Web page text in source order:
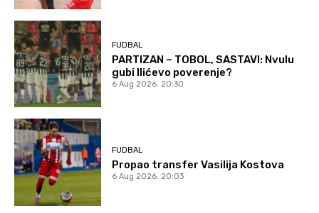
FUDBAL
PARTIZAN – TOBOL, SASTAVI: Nvulu
gubi Ilićevo poverenje?
6 Aug 2026. 20:30
FUDBAL
Propao transfer Vasilija Kostova
6 Aug 2026. 20:03